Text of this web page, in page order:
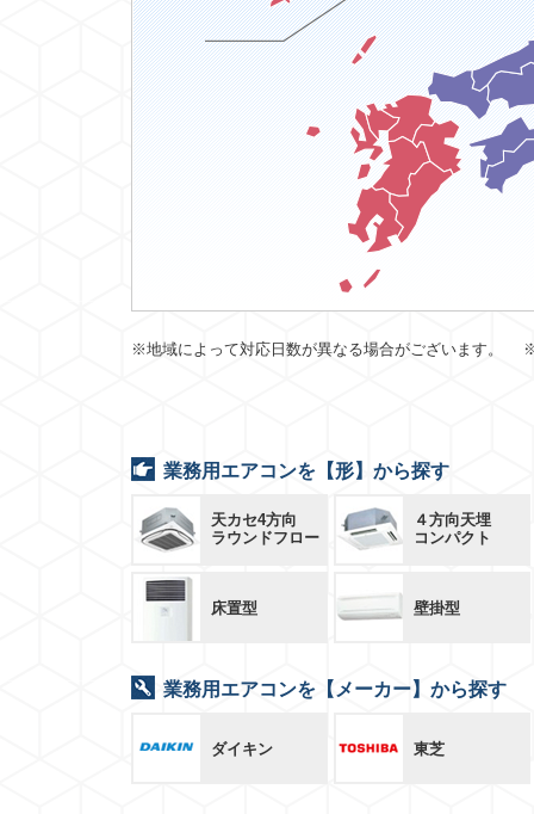
※地域によって対応日数が異なる場合がございます。
業務用エアコンを【形】から探す
天カセ4方向
ラウンドフロー
４方向天埋
コンパクト
床置型 壁掛型
業務用エアコンを【メーカー】から探す
ダイキン 東芝